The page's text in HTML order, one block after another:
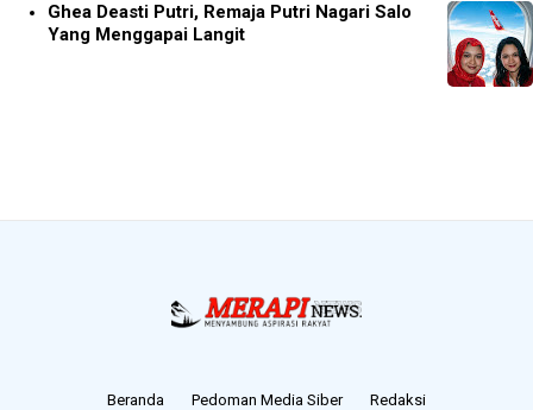
Ghea Deasti Putri, Remaja Putri Nagari Salo
Yang Menggapai Langit
Beranda Pedoman Media Siber Redaksi